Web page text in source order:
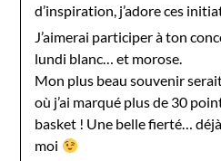
d’inspiration, j’adore ces
J’aimerai participer à ton
lundi blanc… et morose.
Mon plus beau souvenir
où j’ai marqué plus de 30
basket ! Une belle fierté…
moi